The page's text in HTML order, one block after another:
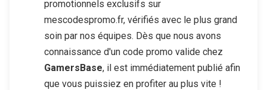
promotionnels exclusifs sur
mescodespromo.fr, vérifiés avec le plus grand
soin par nos équipes. Dès que nous avons
connaissance d'un code promo valide chez
GamersBase, il est immédiatement publié afin
que vous puissiez en profiter au plus vite !